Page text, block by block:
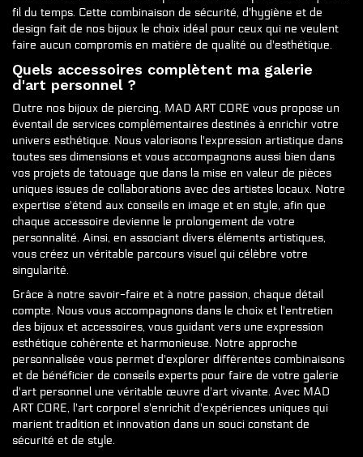
fil du temps. Cette combinaison de sécurité, d'hygiène et de
design fait de nos bijoux le choix idéal pour ceux qui ne veulent
faire aucun compromis en matière de qualité ou d'esthétique.
Quels accessoires complètent ma galerie
d'art personnel ?
Outre nos bijoux de piercing, MAD ART CORE vous propose un
éventail de services complémentaires destinés à enrichir votre
univers esthétique. Nous valorisons l'expression artistique dans
toutes ses dimensions et vous accompagnons aussi bien dans
vos projets de tatouage que dans la mise en valeur de pièces
uniques issues de collaborations avec des artistes locaux. Notre
expertise s'étend aux conseils en image et en style, afin que
chaque accessoire devienne le prolongement de votre
personnalité. Ainsi, en associant divers éléments artistiques,
vous créez un véritable parcours visuel qui célèbre votre
singularité.
Grâce à notre savoir-faire et à notre passion, chaque détail
compte. Nous vous accompagnons dans le choix et l'entretien
des bijoux et accessoires, vous guidant vers une expression
esthétique cohérente et harmonieuse. Notre approche
personnalisée vous permet d'explorer différentes combinaisons
et de bénéficier de conseils experts pour faire de votre galerie
d'art personnel une véritable œuvre d'art vivante. Avec MAD
ART CORE, l'art corporel s'enrichit d'expériences uniques qui
marient tradition et innovation dans un souci constant de
sécurité et de style.